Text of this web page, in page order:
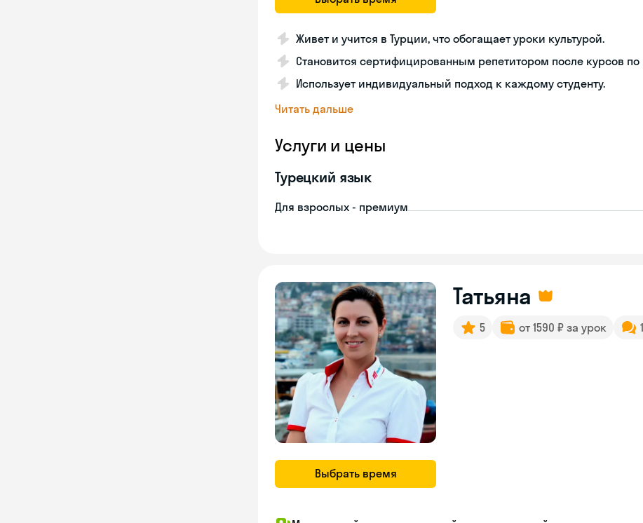
Живет и учится в Турции, что обогащает уроки культурой.
Становится сертифицированным репетитором после курсов по
Использует индивидуальный подход к каждому студенту.
Читать дальше
Услуги и цены
Турецкий язык
Для взрослых - премиум
Выбрать время
Татьяна
5 от 1590 ₽ за урок